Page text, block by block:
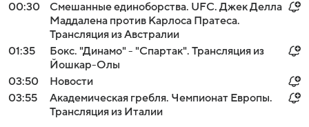
00:30
Смешанные единоборства. UFC. Джек Делла
Маддалена против Карлоса Пратеса.
Трансляция из Австралии
01:35
Бокс. "Динамо" - "Спартак". Трансляция из
Йошкар-Олы
03:50
Новости
03:55
Академическая гребля. Чемпионат Европы.
Трансляция из Италии